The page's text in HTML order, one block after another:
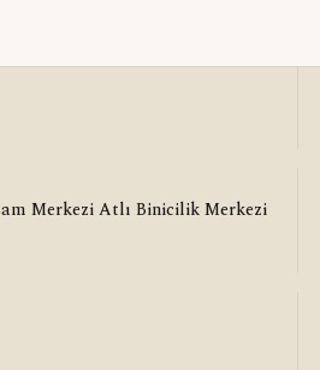
Merkezi Atlı Binicilik Merkezi